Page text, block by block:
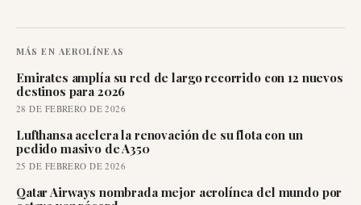
MÁS EN AEROLÍNEAS
Emirates amplía su red de largo recorrido con 12 nuevos
destinos para 2026
28 DE FEBRERO DE 2026
Lufthansa acelera la renovación de su flota con un
pedido masivo de A350
25 DE FEBRERO DE 2026
Qatar Airways nombrada mejor aerolínea del mundo por